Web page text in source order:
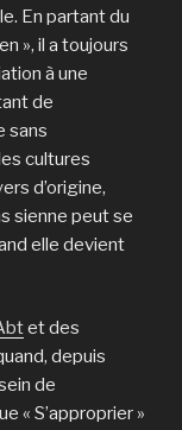
En partant du
», il a toujours
à une
de
sans
cultures
d’origine,
sienne peut se
elle devient
et des
depuis
de
« S’approprier »